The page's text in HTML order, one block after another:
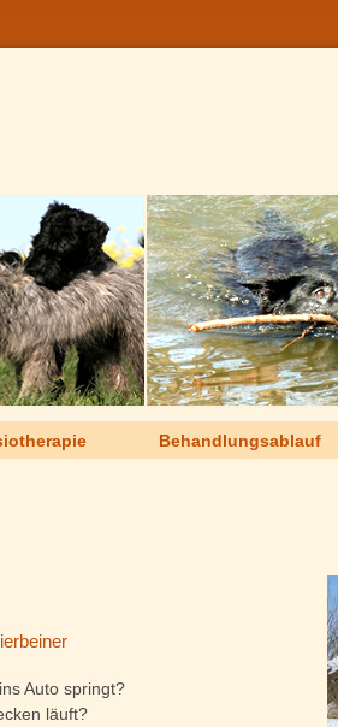
Behandlungsablauf
Auto springt?
läuft?